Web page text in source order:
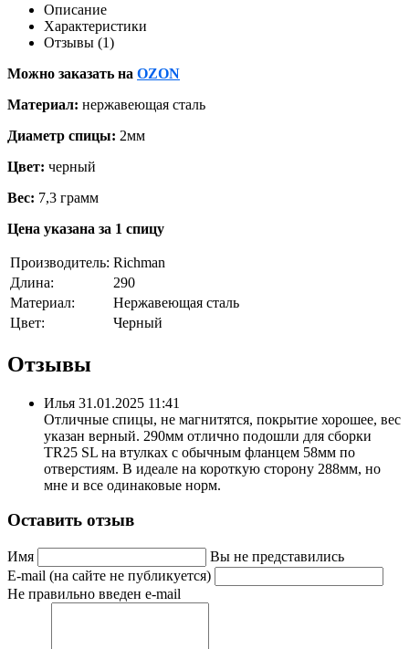
Описание
Характеристики
Отзывы (1)
Можно заказать на OZON
Материал: нержавеющая сталь
Диаметр спицы: 2мм
Цвет: черный
Вес: 7,3 грамм
Цена указана за 1 спицу
Производитель: Richman
Длина:
290
Материал:
Нержавеющая сталь
Цвет:
Черный
Отзывы
Илья 31.01.2025 11:41
Отличные спицы, не магнитятся, покрытие хорошее, вес
указан верный. 290мм отлично подошли для сборки
TR25 SL на втулках с обычным фланцем 58мм по
отверстиям. В идеале на короткую сторону 288мм, но
мне и все одинаковые норм.
Оставить отзыв
Имя
Вы не представились
E-mail (на сайте не публикуется)
Не правильно введен e-mail